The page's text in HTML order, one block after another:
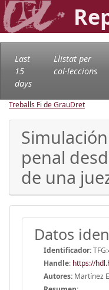
Last
15
days
Llistat per
col·leccions
Treballs Fi de GrauDret
penal
de una
Datos
Identificador:
Handle: https://
Autores: Martínez